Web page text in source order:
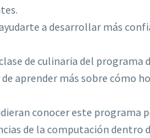
a desarrollar más
de culinaria del programa
aprender más sobre cómo
conocer este programa
de la computación dentro